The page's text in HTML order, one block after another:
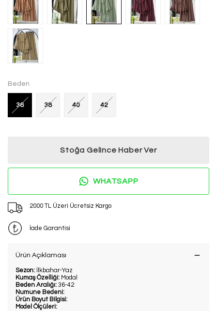
Beden
36 38 40 42
Stoğa Gelince Haber Ver
WHATSAPP
2000 TL Üzeri Ücretsiz Kargo
İade Garantisi
Ürün Açıklaması
Sezon: İlkbahar-Yaz
Kumaş Özelliği: Modal
Beden Aralığı: 36-42
Numune Bedeni:
Ürün Boyut Bilgisi:
Model Ölçüleri: